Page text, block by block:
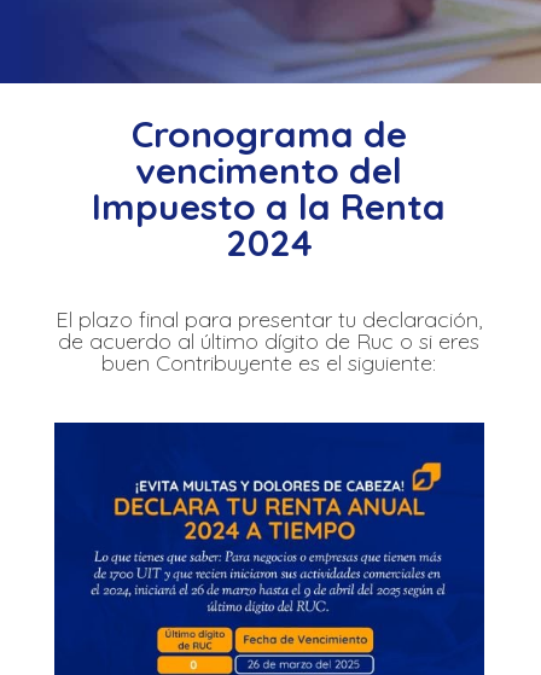
Cronograma de
vencimento del
Impuesto a la Renta
2024
El plazo final para presentar tu declaración,
de acuerdo al último dígito de Ruc o si eres
buen Contribuyente es el siguiente: